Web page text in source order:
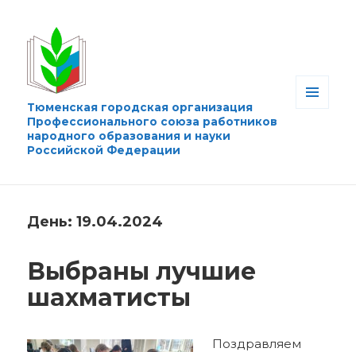
Тюменская городская организация
Профессионального союза работников
народного образования и науки
Российской Федерации
День:19.04.2024
Выбраны лучшие
шахматисты
Поздравляем